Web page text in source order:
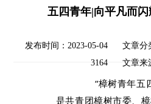
五四青年|向平凡而闪
发布时间：2023-05-04 文章
3164 文章来
“樟树青年五
是共青团樟树市委、